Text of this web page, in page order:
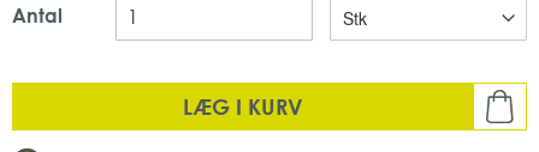
Antal
LÆG I KURV